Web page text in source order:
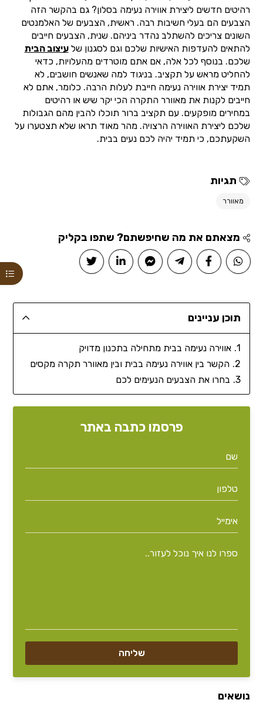
רהיטים חדשים ליצירת אווירה נעימה בסלון? גם בהקשר הזה
הצבעים הם בעלי חשיבות רבה. ראשית, הצבעים של האלמנטים
השונים צריכים להשתלב נהדר ביניהם. שנית, הצבעים חייבים
להתאים להעדפות האישיות שלכם וגם לסגנון שלעיצוב הבית
שלכם. בנוסף לכל אלה, אם אתם מוטרדים מהעלויות, כדאי
להחליט מראש על תקציב. בניגוד למה שאנשים חושבים, לא
תמיד יצירת אווירה נעימה חייבת לעלות הרבה. כלומר, אתם לא
חייבים לקנות את מאוורר התקרה הכי יקר שיש או רהיטים
במחירים מופקעים. עם תקציב ברור תוכלו להבין מהם הגבולות
שלכם ליצירת האווירה הרצויה. מהר מאוד תראו שלא תצטערו על
השקעתכם, כי תמיד יהיה לכם נעים בבית.
תגיות
מאוורר
מצאתם את מה שחיפשתם? שתפו בקליק
תוכן עניינים
אווירה נעימה בבית מתחילה בתכנון מדויק
הקשר בין אווירה נעימה בבית ובין מאוורר תקרה מקסים
בחרו את הצבעים הנעימים לכם
פרסמו כתבה באתר
נושאים